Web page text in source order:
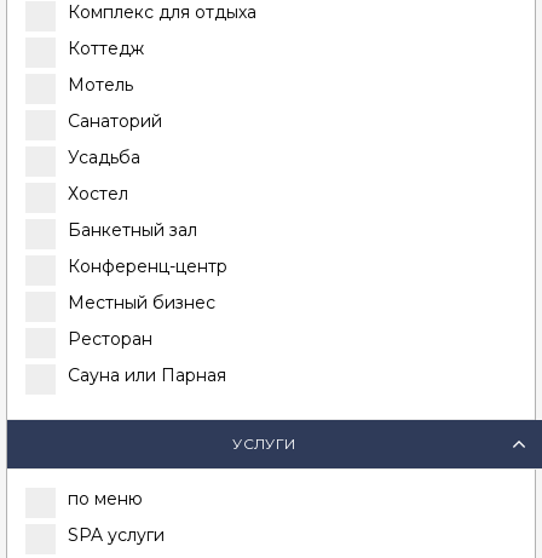
Комплекс для отдыха
Коттедж
Мотель
Санаторий
Усадьба
Хостел
Банкетный зал
Конференц-центр
Местный бизнес
Ресторан
Сауна или Парная
УСЛУГИ
по меню
SPA услуги